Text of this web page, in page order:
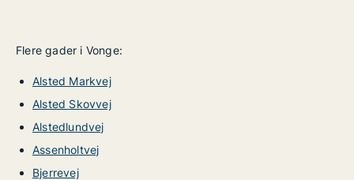
Flere gader i Vonge:
Alsted Markvej
Alsted Skovvej
Alstedlundvej
Assenholtvej
Bjerrevej